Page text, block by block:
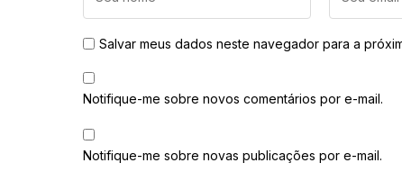
Salvar meus dados neste navegador para a
Notifique-me sobre novos comentários por e-mail.
Notifique-me sobre novas publicações por e-mail.